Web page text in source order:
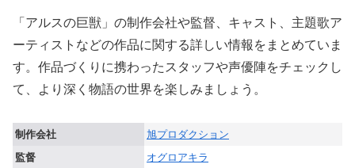
「アルスの巨獣」の制作会社や監督、キャスト、主題歌ア
ーティストなどの作品に関する詳しい情報をまとめていま
す。作品づくりに携わったスタッフや声優陣をチェックし
て、より深く物語の世界を楽しみましょう。
制作会社
旭プロダクション
監督
オグロアキラ